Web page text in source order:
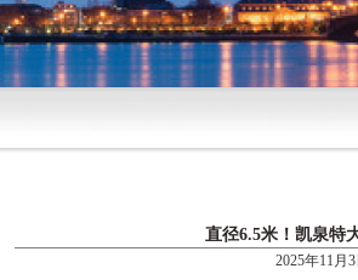
直径6.5米！凯泉特
2025年11月